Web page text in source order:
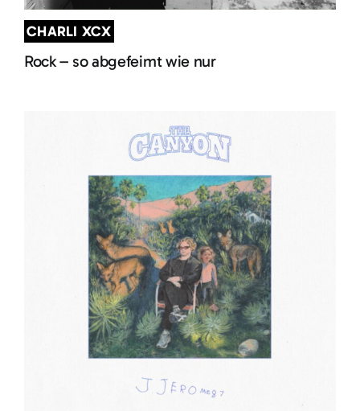
CHARLI XCX
Rock – so abgefeimt wie nur